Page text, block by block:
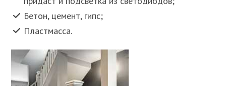
Бетон, цемент, гипс;
Пластмасса.